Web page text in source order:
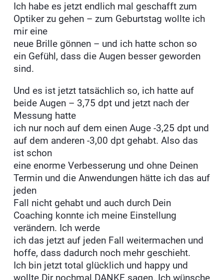
Ich habe es jetzt endlich mal geschafft zum
Optiker zu gehen – zum Geburtstag wollte ich
mir eine
neue Brille gönnen – und ich hatte schon so
ein Gefühl, dass die Augen besser geworden
sind.
Und es ist jetzt tatsächlich so, ich hatte auf
beide Augen – 3,75 dpt und jetzt nach der
Messung hatte
ich nur noch auf dem einen Auge -3,25 dpt und
auf dem anderen -3,00 dpt gehabt. Also das
ist schon
eine enorme Verbesserung und ohne Deinen
Termin und die Anwendungen hätte ich das auf
jeden
Fall nicht gehabt und auch durch Dein
Coaching konnte ich meine Einstellung
verändern. Ich werde
ich das jetzt auf jeden Fall weitermachen und
hoffe, dass dadurch noch mehr geschieht.
Ich bin jetzt total glücklich und happy und
wollte Dir nochmal DANKE sagen. Ich wünsche